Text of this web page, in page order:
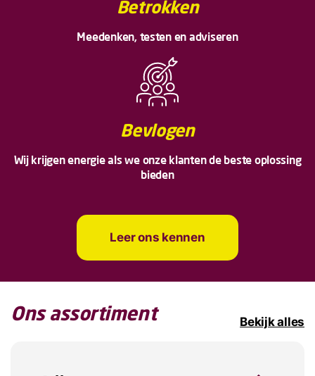
Betrokken
Meedenken, testen en adviseren
Bevlogen
Wij krijgen energie als we onze klanten de beste oplossing
bieden
Leer ons kennen
Ons assortiment Bekijk alles